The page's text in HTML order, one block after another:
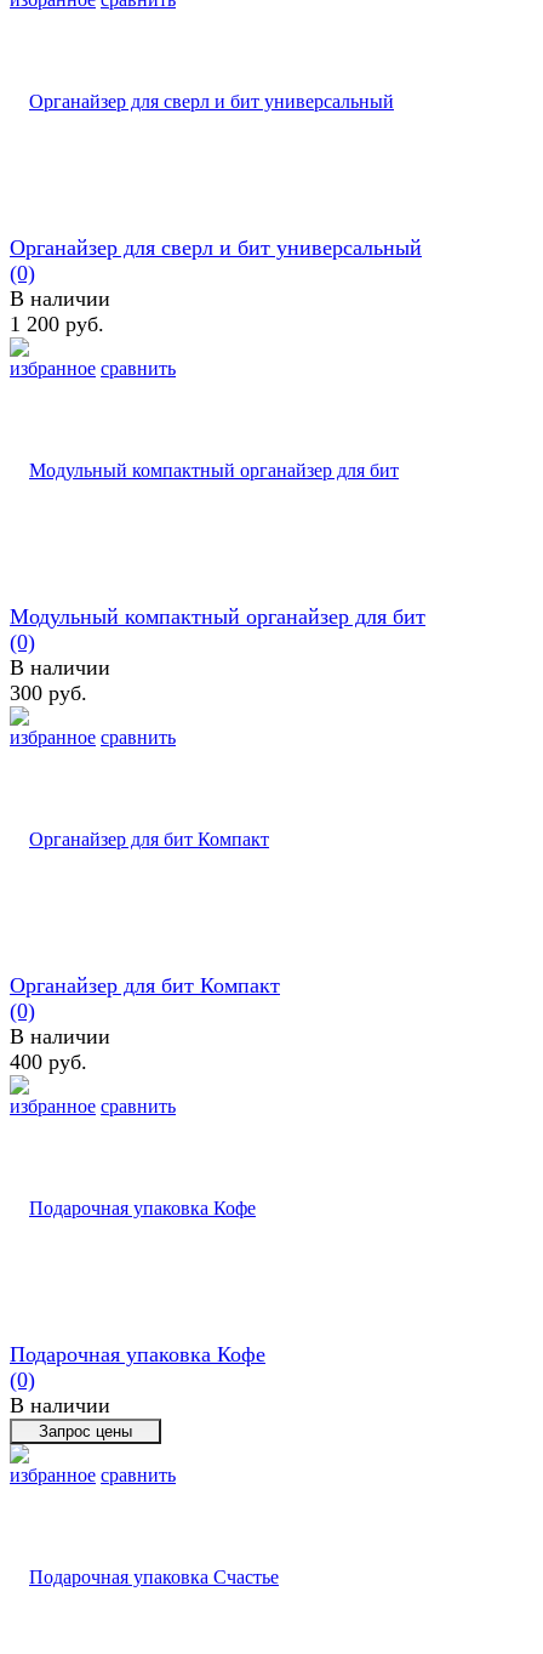
избранное сравнить
Органайзер для сверл и бит универсальный
(0)
В наличии
1 200 руб.
избранное сравнить
Модульный компактный органайзер для бит
(0)
В наличии
300 руб.
избранное сравнить
Органайзер для бит Компакт
(0)
В наличии
400 руб.
избранное сравнить
Подарочная упаковка Кофе
(0)
В наличии